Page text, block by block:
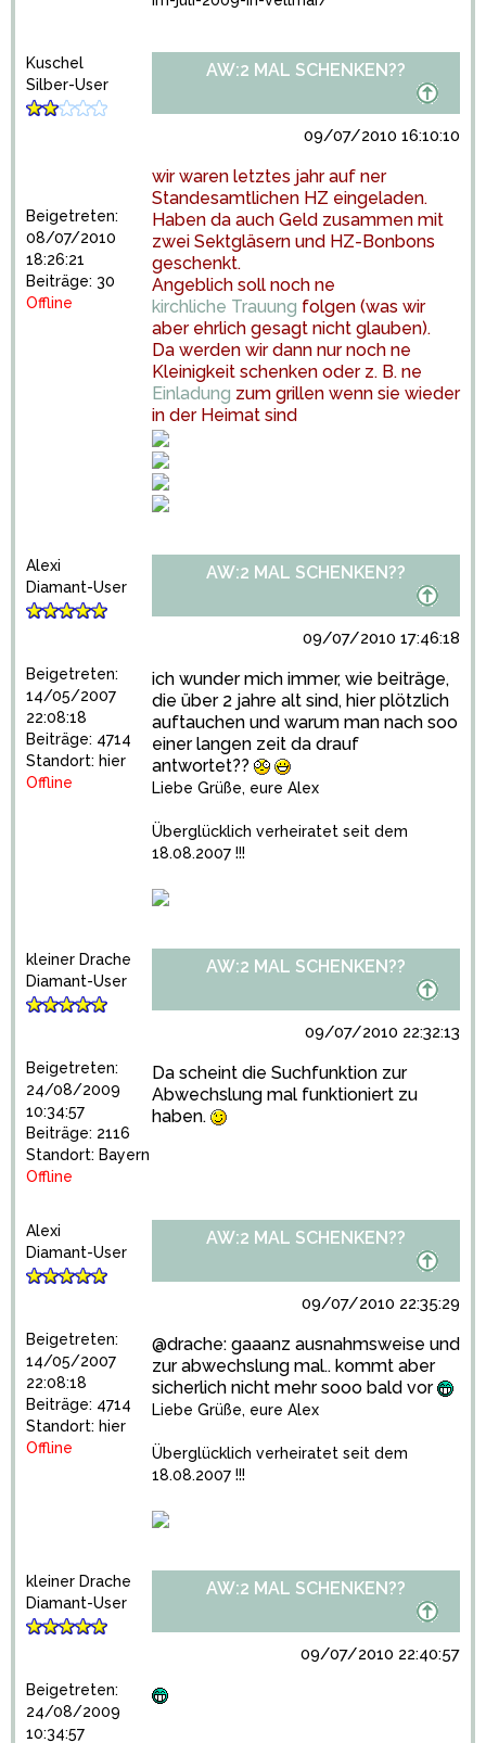
Kuschel
Silber-User
Beigetreten:
08/07/2010
18:26:21
Beiträge: 30
Offline
AW:2 MAL SCHENKEN??
09/07/2010 16:10:10
wir waren letztes jahr auf ner
Standesamtlichen HZ eingeladen.
Haben da auch Geld zusammen mit
zwei Sektgläsern und HZ-Bonbons
geschenkt.
Angeblich soll noch ne
kirchliche Trauung folgen (was wir
aber ehrlich gesagt nicht glauben).
Da werden wir dann nur noch ne
Kleinigkeit schenken oder z. B. ne
Einladung zum grillen wenn sie wieder
in der Heimat sind
Alexi
Diamant-User
Beigetreten:
14/05/2007
22:08:18
Beiträge: 4714
Standort: hier
Offline
AW:2 MAL SCHENKEN??
09/07/2010 17:46:18
ich wunder mich immer, wie beiträge,
die über 2 jahre alt sind, hier plötzlich
auftauchen und warum man nach soo
einer langen zeit da drauf
antwortet??
Liebe Grüße, eure Alex
Überglücklich verheiratet seit dem
18.08.2007 !!!
kleiner Drache
Diamant-User
Beigetreten:
24/08/2009
10:34:57
Beiträge: 2116
Standort: Bayern
Offline
AW:2 MAL SCHENKEN??
09/07/2010 22:32:13
Da scheint die Suchfunktion zur
Abwechslung mal funktioniert zu
haben.
Alexi
Diamant-User
Beigetreten:
14/05/2007
22:08:18
Beiträge: 4714
Standort: hier
Offline
AW:2 MAL SCHENKEN??
09/07/2010 22:35:29
@drache: gaaanz ausnahmsweise und
zur abwechslung mal.. kommt aber
sicherlich nicht mehr sooo bald vor
Liebe Grüße, eure Alex
Überglücklich verheiratet seit dem
18.08.2007 !!!
kleiner Drache
Diamant-User
Beigetreten:
24/08/2009
10:34:57
AW:2 MAL SCHENKEN??
09/07/2010 22:40:57